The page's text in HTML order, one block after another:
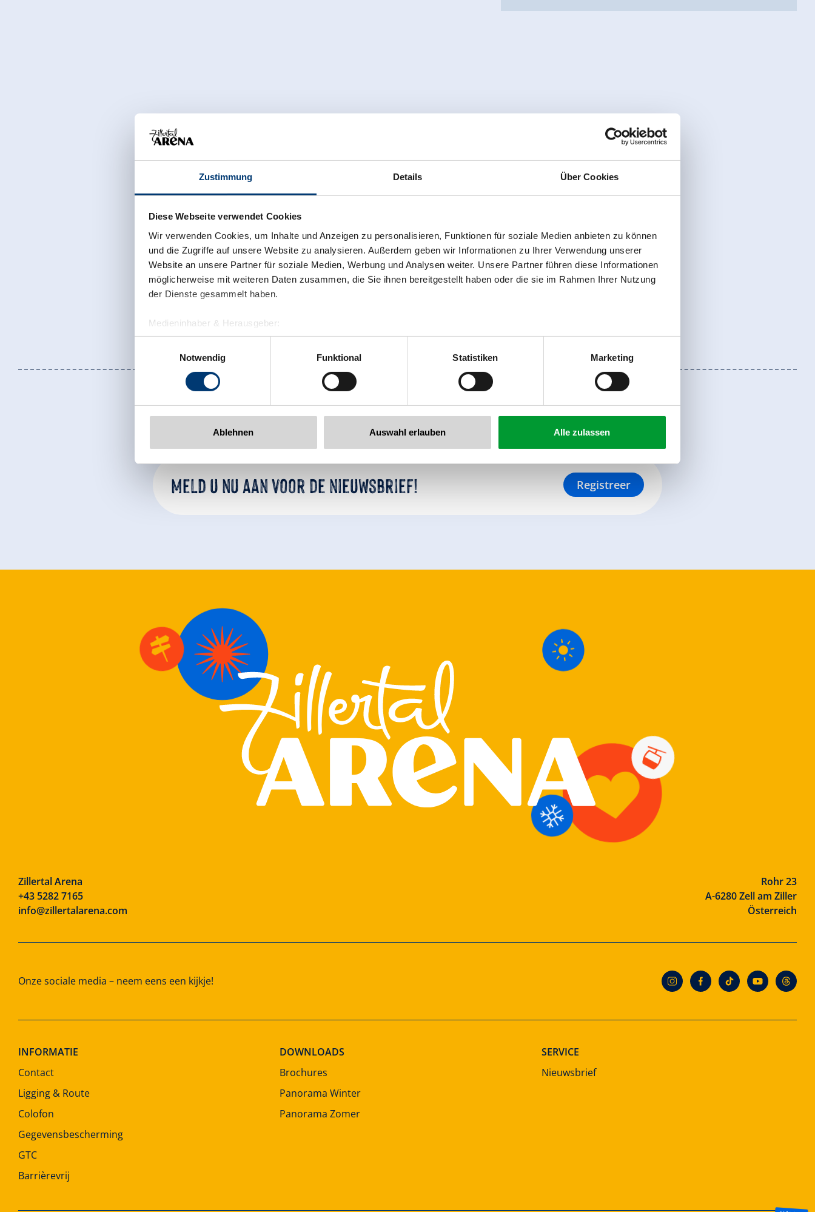
Zustimmung Details Über Cookies
Diese Webseite verwendet Cookies
Wir verwenden Cookies, um Inhalte und Anzeigen zu personalisieren, Funktionen für soziale Medien anbieten zu können
und die Zugriffe auf unsere Website zu analysieren. Außerdem geben wir Informationen zu Ihrer Verwendung unserer
Website an unsere Partner für soziale Medien, Werbung und Analysen weiter. Unsere Partner führen diese Informationen
möglicherweise mit weiteren Daten zusammen, die Sie ihnen bereitgestellt haben oder die sie im Rahmen Ihrer Nutzung
der Dienste gesammelt haben.
Medieninhaber & Herausgeber:
Zeller Bergbahnen Zillertal GmbH & Co KG
Rohr 23// A-6280 Zell am Ziller
www.zillertalarena.com
Notwendig
Funktional Statistiken Marketing
Ablehnen Auswahl erlauben Alle zulassen
Terug naar het overzicht
Meld u nu aan voor de nieuwsbrief! Registreer
Zillertal Arena
+43 5282 7165
info@zillertalarena.com
Rohr 23
A-6280 Zell am Ziller
Österreich
Onze sociale media – neem eens een kijkje!
INFORMATIE
Contact
Ligging & Route
Colofon
Gegevensbescherming
GTC
Barrièrevrij
DOWNLOADS
Brochures
Panorama Winter
Panorama Zomer
SERVICE
Nieuwsbrief